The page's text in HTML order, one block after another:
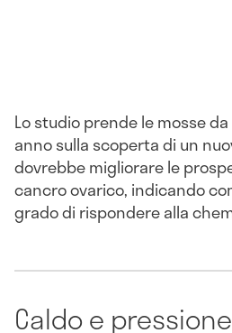
Lo studio prende le mosse
anno sulla scoperta di un
dovrebbe migliorare le
cancro ovarico, indicando
grado di rispondere alla
Caldo e